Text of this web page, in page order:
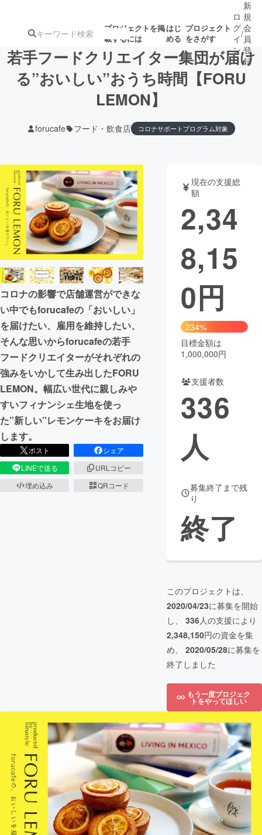
プロジェクトを掲
載するには
はじ
める
プロジェクト
をさがす
注目の新着プロ 募集終了が近いプ
テクノロジー・ガジェット ゲーム・サ
映像・映画 書籍・雑誌
ビジネス・起業 チャレンジ
まちづくり・地域活性化
CAMPFIRE for Social Good
CAMPFIRE Creation
CAMPFIREふるさと納税
コミュニティ
ロ
グ
イ
ン
/
新
規
会
員
登
録
若手フードクリエイター集団が届け
る”おいしい”おうち時間【FORU
LEMON】
forucafe フード・飲食店 コロナサポートプログラム対象
コロナの影響で店舗運営ができな
い中でもforucafeの「おいしい」
を届けたい、雇用を維持したい、
そんな思いからforucafeの若手
フードクリエイターがそれぞれの
強みをいかして生み出したFORU
LEMON。幅広い世代に親しみや
すいフィナンシェ生地を使っ
た”新しい”レモンケーキをお届け
します。
ポスト
シェア
LINEで送る
URLコピー
埋め込み
QRコード
現在の支援総
額
2,34
8,15
0円
234%
目標金額は
1,000,000円
支援者数
336
人
募集終了まで残
り
終了
このプロジェクトは、
2020/04/23に募集を開始
し、 336人の支援により
2,348,150円の資金を集
め、 2020/05/28に募集を
終了しました
もう一度プロジェク
トをやってほしい